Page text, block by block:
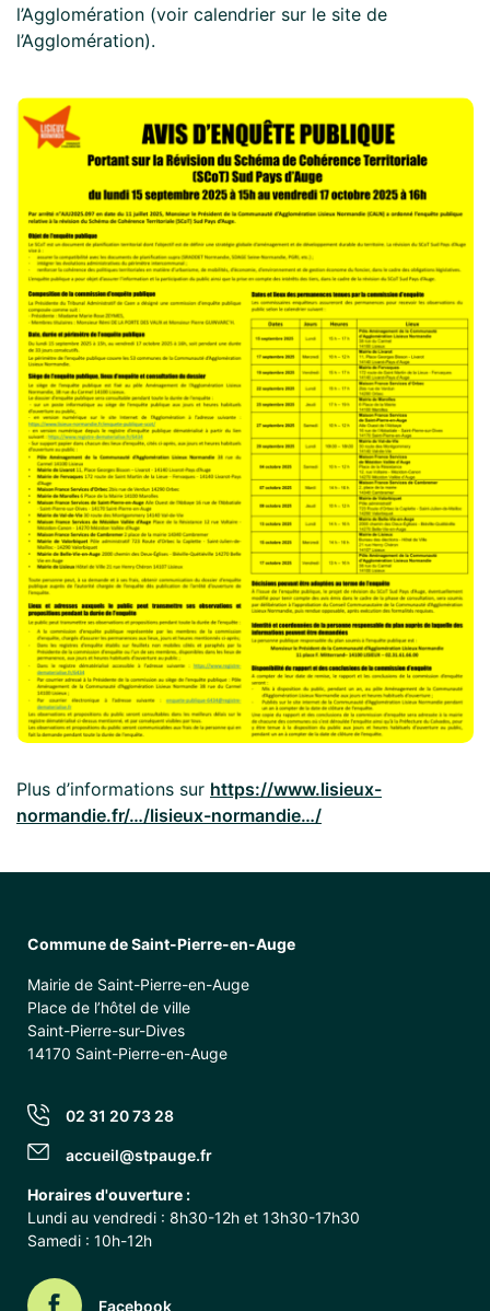
l’Agglomération (voir calendrier sur le site de
l’Agglomération).
Plus d’informations sur https://www.lisieux-
normandie.fr/…/lisieux-normandie…/
Commune de Saint-Pierre-en-Auge
Mairie de Saint-Pierre-en-Auge
Place de l’hôtel de ville
Saint-Pierre-sur-Dives
14170 Saint-Pierre-en-Auge
02 31 20 73 28
accueil@stpauge.fr
Horaires d'ouverture :
Lundi au vendredi : 8h30-12h et 13h30-17h30
Samedi : 10h-12h
Facebook